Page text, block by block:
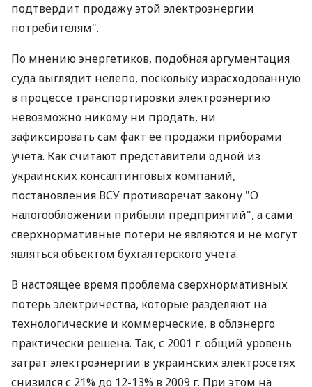
подтвердит продажу этой электроэнергии
потребителям".
По мнению энергетиков, подобная аргументация
суда выглядит нелепо, поскольку израсходованную
в процессе транспортировки электроэнергию
невозможно никому ни продать, ни
зафиксировать сам факт ее продажи приборами
учета. Как считают представители одной из
украинских консалтинговых компаний,
постановления ВСУ противоречат закону "О
налогообложении прибыли предприятий", а сами
сверхнормативные потери не являются и не могут
являться объектом бухгалтерского учета.
В настоящее время проблема сверхнормативных
потерь электричества, которые разделяют на
технологические и коммерческие, в облэнерго
практически решена. Так, с 2001 г. общий уровень
затрат электроэнергии в украинских электросетях
снизился с 21% до 12-13% в 2009 г. При этом на